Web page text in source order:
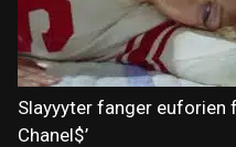
Slayyyter fanger euforien
Chanel$’